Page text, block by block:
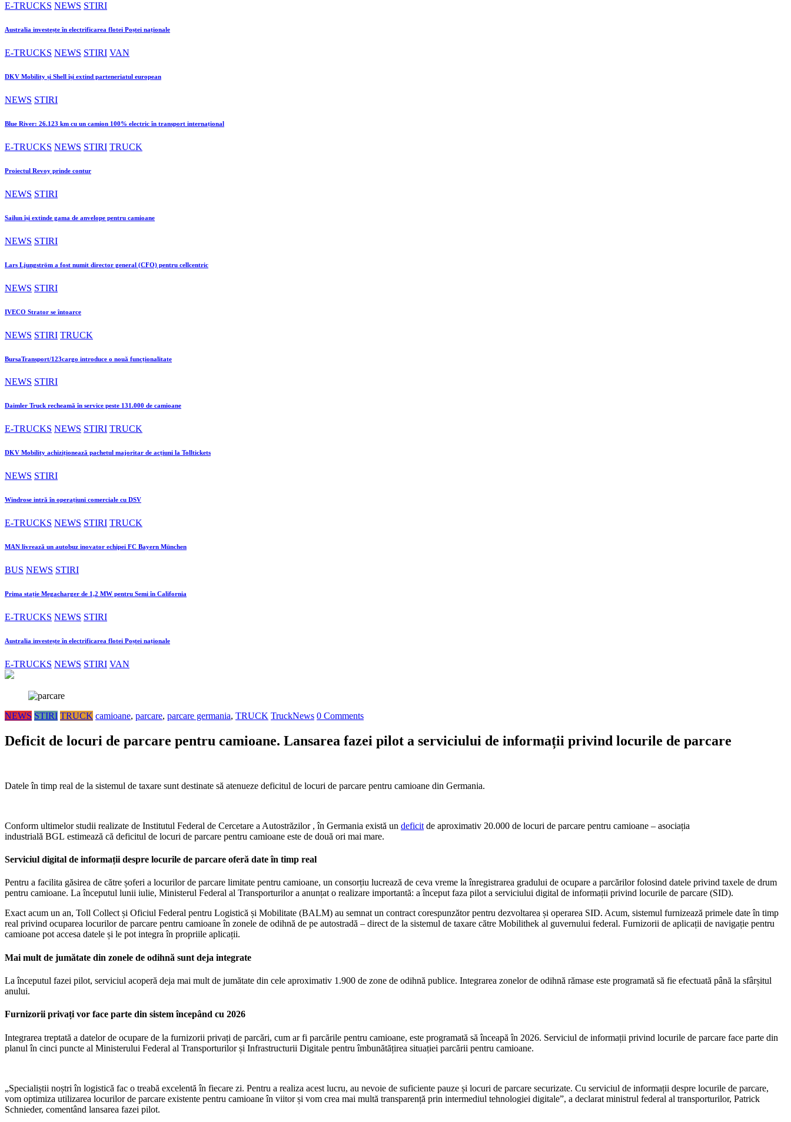
E-TRUCKS NEWS STIRI
Australia investește în electrificarea flotei Poștei naționale
E-TRUCKS NEWS STIRI VAN
DKV Mobility și Shell își extind parteneriatul european
NEWS STIRI
Blue River: 26.123 km cu un camion 100% electric în transport internațional
E-TRUCKS NEWS STIRI TRUCK
Proiectul Revoy prinde contur
NEWS STIRI
Sailun își extinde gama de anvelope pentru camioane
NEWS STIRI
Lars Ljungström a fost numit director general (CFO) pentru cellcentric
NEWS STIRI
IVECO Strator se întoarce
NEWS STIRI TRUCK
BursaTransport/123cargo introduce o nouă funcționalitate
NEWS STIRI
Daimler Truck recheamă în service peste 131.000 de camioane
E-TRUCKS NEWS STIRI TRUCK
DKV Mobility achiziționează pachetul majoritar de acțiuni la Tolltickets
NEWS STIRI
Windrose intră în operațiuni comerciale cu DSV
E-TRUCKS NEWS STIRI TRUCK
MAN livrează un autobuz inovator echipei FC Bayern München
BUS NEWS STIRI
Prima stație Megacharger de 1,2 MW pentru Semi în California
E-TRUCKS NEWS STIRI
Australia investește în electrificarea flotei Poștei naționale
E-TRUCKS NEWS STIRI VAN
NEWS STIRI TRUCK camioane, parcare, parcare germania, TRUCK TruckNews 0 Comments
Deficit de locuri de parcare pentru camioane. Lansarea fazei pilot a serviciului de informații privind locurile de parcare
Datele în timp real de la sistemul de taxare sunt destinate să atenueze deficitul de locuri de parcare pentru camioane din Germania.
Conform ultimelor studii realizate de Institutul Federal de Cercetare a Autostrăzilor , în Germania există un deficit de aproximativ 20.000 de locuri de parcare pentru camioane – asociația
industrială BGL estimează că deficitul de locuri de parcare pentru camioane este de două ori mai mare.
Serviciul digital de informații despre locurile de parcare oferă date în timp real
Pentru a facilita găsirea de către șoferi a locurilor de parcare limitate pentru camioane, un consorțiu lucrează de ceva vreme la înregistrarea gradului de ocupare a parcărilor folosind datele privind taxele de drum
pentru camioane. La începutul lunii iulie, Ministerul Federal al Transporturilor a anunțat o realizare importantă: a început faza pilot a serviciului digital de informații privind locurile de parcare (SID).
Exact acum un an, Toll Collect și Oficiul Federal pentru Logistică și Mobilitate (BALM) au semnat un contract corespunzător pentru dezvoltarea și operarea SID. Acum, sistemul furnizează primele date în timp
real privind ocuparea locurilor de parcare pentru camioane în zonele de odihnă de pe autostradă – direct de la sistemul de taxare către Mobilithek al guvernului federal. Furnizorii de aplicații de navigație pentru
camioane pot accesa datele și le pot integra în propriile aplicații.
Mai mult de jumătate din zonele de odihnă sunt deja integrate
La începutul fazei pilot, serviciul acoperă deja mai mult de jumătate din cele aproximativ 1.900 de zone de odihnă publice. Integrarea zonelor de odihnă rămase este programată să fie efectuată până la sfârșitul
anului.
Furnizorii privați vor face parte din sistem începând cu 2026
Integrarea treptată a datelor de ocupare de la furnizorii privați de parcări, cum ar fi parcările pentru camioane, este programată să înceapă în 2026. Serviciul de informații privind locurile de parcare face parte din
planul în cinci puncte al Ministerului Federal al Transporturilor și Infrastructurii Digitale pentru îmbunătățirea situației parcării pentru camioane.
„Specialiștii noștri în logistică fac o treabă excelentă în fiecare zi. Pentru a realiza acest lucru, au nevoie de suficiente pauze și locuri de parcare securizate. Cu serviciul de informații despre locurile de parcare,
vom optimiza utilizarea locurilor de parcare existente pentru camioane în viitor și vom crea mai multă transparență prin intermediul tehnologiei digitale”, a declarat ministrul federal al transporturilor, Patrick
Schnieder, comentând lansarea fazei pilot.